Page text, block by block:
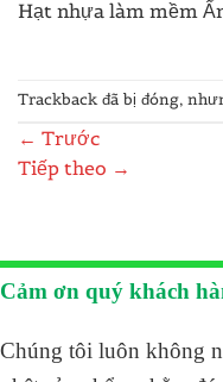
Hạt nhựa làm mềm
Trackback đã bị đóng,
← Trước
Tiếp theo →
Cảm ơn quý khách
Chúng tôi luôn không